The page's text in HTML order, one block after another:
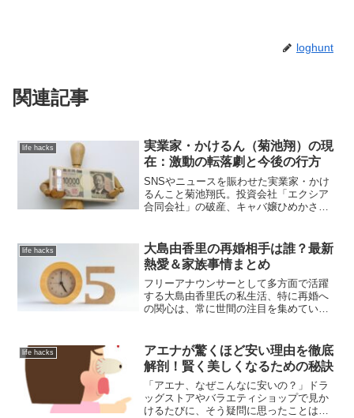
loghunt
関連記事
life hacks
実業家・かけるん（菊池翔）の現
在：激動の転落劇と今後の行方
SNSやニュースを賑わせた実業家・かけ
るんこと菊池翔氏。投資会社「エクシア
合同会社」の破産、キャバ嬢ひめかさん
ました。しかし、あれから彼の“今”はどう
なっているのでしょうか。この記事で
は、エクシア合同会社の元代表であるか
けるんの、これまでの経歴から過去の騒
動、現在のSNS活動、そして今後の復帰
の可能性に至るまで、最新情報を交えな
life hacks
大島由香里の再婚相手は誰？最新
熱愛＆家族事情まとめ
フリーアナウンサーとして多方面で活躍
する大島由香里氏の私生活、特に再婚へ
の関心は、常に世間の注目を集めていま
対する率直な発言や、ある著名な人物と
の公になった関係性が、多くの憶測と期
待を呼んでいます。
life hacks
アエナが驚くほど安い理由を徹底
解剖！賢く美しくなるための秘訣
「アエナ、なぜこんなに安いの？」ドラ
ッグストアやバラエティショップで見か
けるたびに、そう疑問に思ったことはあ